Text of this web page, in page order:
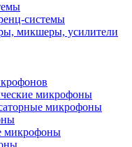
системы
микшеры, усилители
микрофоны
микрофоны
микрофоны